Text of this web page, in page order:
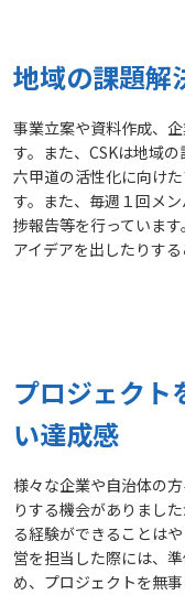
地域の課題解
事業立案や資料作成、
す。また、CSKは地域
六甲道の活性化に向け
す。また、毎週１回メ
捗報告等を行っていま
アイデアを出したりする
プロジェクト
い達成感
様々な企業や自治体の
りする機会がありまし
る経験ができることは
営を担当した際には、
め、プロジェクトを無